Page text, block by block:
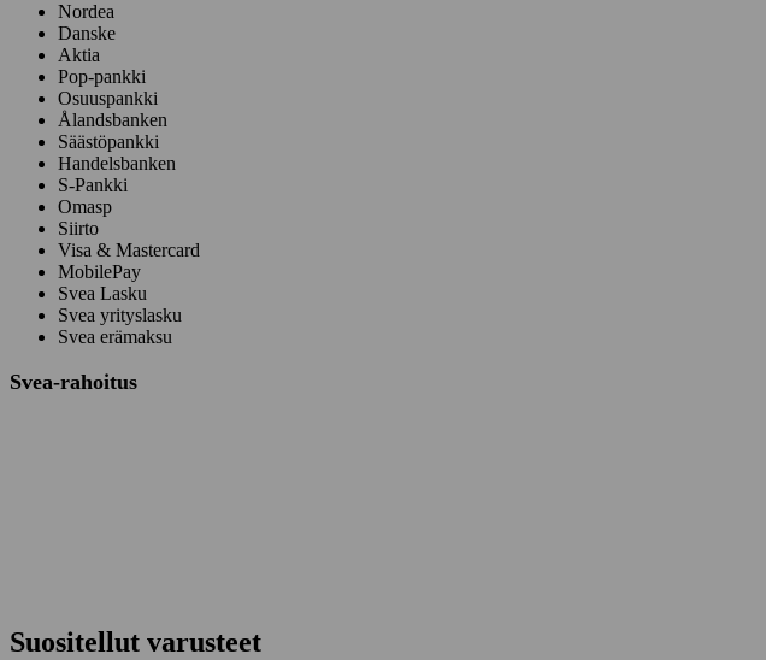
Nordea
Danske
Aktia
Pop-pankki
Osuuspankki
Ålandsbanken
Säästöpankki
Handelsbanken
S-Pankki
Omasp
Siirto
Visa & Mastercard
MobilePay
Svea Lasku
Svea yrityslasku
Svea erämaksu
Svea-rahoitus
Suositellut varusteet